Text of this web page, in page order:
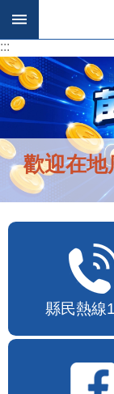
跳到主要內容區塊
:::
:::
歡迎在地
縣民熱線